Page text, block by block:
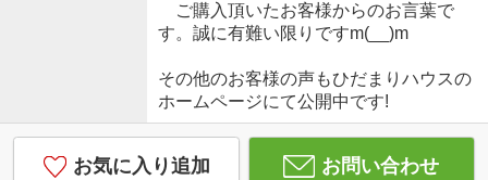
ご購入頂いたお客様からのお言葉で
す。誠に有難い限りですm(__)m
その他のお客様の声もひだまりハウスの
ホームページにて公開中です!
お気に入り追加 お問い合わせ